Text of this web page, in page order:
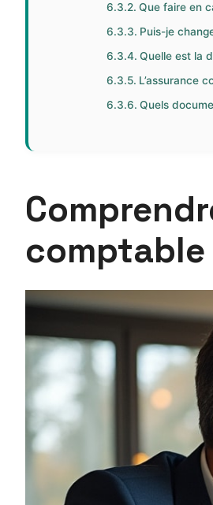
Que faire en
Puis-je
Quelle est la
L’assurance
Quels
comptable